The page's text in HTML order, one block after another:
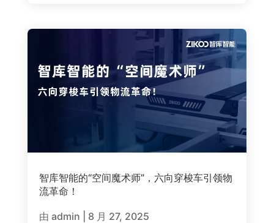
智库智能的“空间魔术师”，六向穿梭车引领物
流革命！
由 admin
8 月 27, 2025